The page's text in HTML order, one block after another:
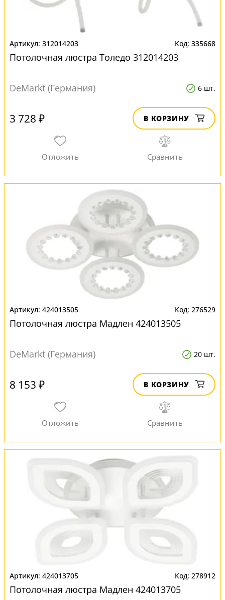
312014203 335668
Потолочная люстра Толедо 312014203
DeMarkt (Германия) 6 шт.
3 728 ₽ В КОРЗИНУ
424013505 276529
Потолочная люстра Мадлен 424013505
DeMarkt (Германия) 20 шт.
8 153 ₽ В КОРЗИНУ
424013705 278912
Потолочная люстра Мадлен 424013705